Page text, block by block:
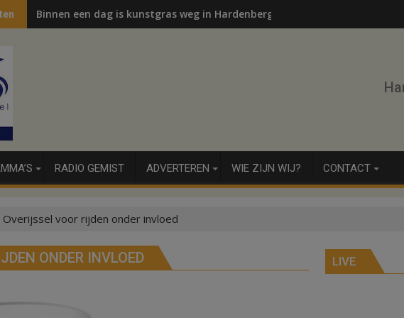
Binnen een dag is kunstgras weg in Hardenberg en Sibculo
RADIO GEMIST ADVERTEREN WIE ZIJN WIJ? CONTACT
voor rijden onder invloed
ONDER INVLOED LIVE